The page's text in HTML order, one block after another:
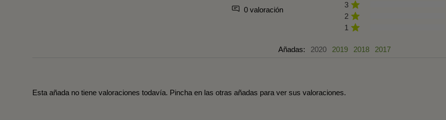
0 valoración
3
2
1
Añadas: 2020 2019 2018 2017
Esta añada no tiene valoraciones todavía. Pincha en las otras añadas para ver sus valoraciones.